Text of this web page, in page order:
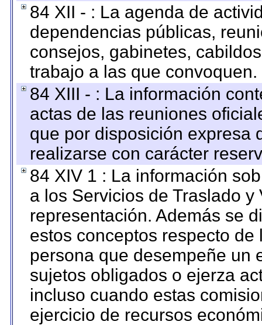
84 XII - : La agenda de
dependencias públicas,
consejos, gabinetes,
trabajo a las que convoquen.
84 XIII - : La información
actas de las reuniones
que por disposición expresa
realizarse con carácter
84 XIV 1 : La información
a los Servicios de Traslado
representación. Además se
estos conceptos respecto
persona que desempeñe un
sujetos obligados o ejerza
incluso cuando estas
ejercicio de recursos